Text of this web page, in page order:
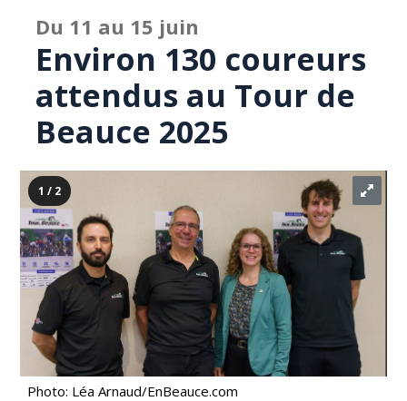
Du 11 au 15 juin
Environ 130 coureurs
attendus au Tour de
Beauce 2025
1 / 2
Photo: Léa Arnaud/EnBeauce.com